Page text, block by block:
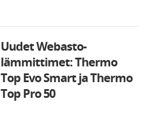
Uudet Webasto-
lämmittimet: Thermo
Top Evo Smart ja Thermo
Top Pro 50